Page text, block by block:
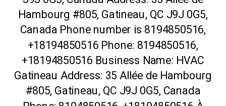
Hambourg #805, Gatineau, QC J9J 0G5,
Canada Phone number is 8194850516,
+18194850516 Phone: 8194850516,
+18194850516 Business Name: HVAC
Gatineau Address: 35 Allée de Hambourg
#805, Gatineau, QC J9J 0G5, Canada